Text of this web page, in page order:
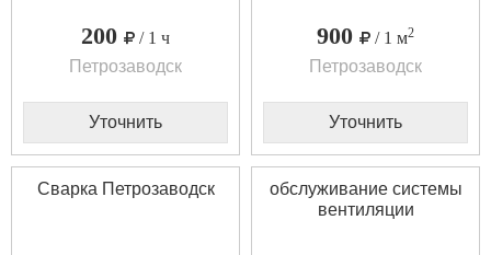
200
/ 1 ч
Петрозаводск
Уточнить
900 / 1 м2
Петрозаводск
Уточнить
Сварка Петрозаводск
обслуживание системы
вентиляции